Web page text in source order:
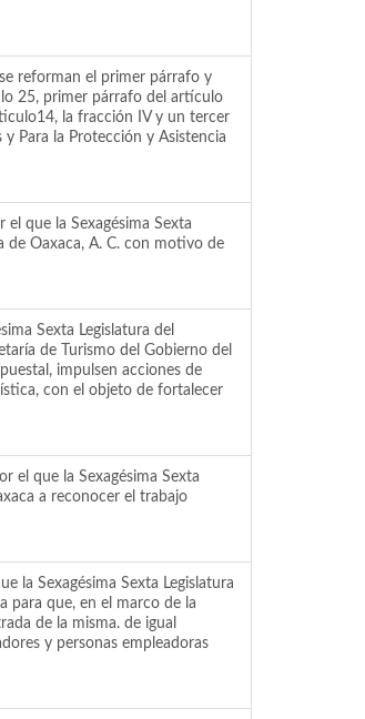
reforman el primer párrafo y
25, primer párrafo del artículo
la fracción IV y un tercer
Para la Protección y Asistencia
que la Sexagésima Sexta
de Oaxaca, A. C. con motivo de
Sexta Legislatura del
de Turismo del Gobierno del
impulsen acciones de
con el objeto de fortalecer
el que la Sexagésima Sexta
a reconocer el trabajo
la Sexagésima Sexta Legislatura
para que, en el marco de la
de la misma. de igual
y personas empleadoras